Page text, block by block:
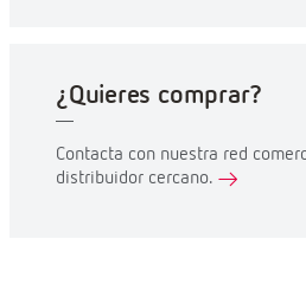
¿Quieres comprar?
Contacta con nuestra red
distribuidor cercano.